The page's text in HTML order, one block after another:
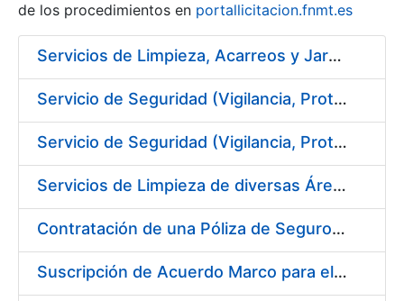
Erakutsi/Ezkutatu
de los procedimientos en portallicitacion.fnmt.es
Servicios de Limpieza, Acarreos y Jardinería para la Fábrica Nacional de Moneda y Timbre – Real Casa de Moneda
Servicio de Seguridad (Vigilancia, Protección y Control) en los Centros de la FNMT-RCM en Madrid
Servicio de Seguridad (Vigilancia, Protección y Control) en los Centros de la FNMT-RCM en Burgos
Servicios de Limpieza de diversas Áreas y Edificios de la Fábrica, Servicio de Acarreo de Mobiliario y Enseres y Mantenimiento de las Zonas Ajardinadas, para la Fábrica de Papel de Burgos de la Fábrica Nacional de Moneda y Timbre – Real Casa de Moneda
Contratación de una Póliza de Seguro Colectivo de Asistencia Sanitaria
Suscripción de Acuerdo Marco para el Servicio de Visitas a Oficinas de Registro